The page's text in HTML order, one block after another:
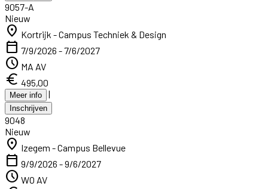
9057-A
Nieuw
location_on Kortrijk - Campus Techniek & Design
calendar_today 7/9/2026 - 7/6/2027
schedule MA AV
euro 495,00
Meer info |
Inschrijven
9048
Nieuw
location_on Izegem - Campus Bellevue
calendar_today 9/9/2026 - 9/6/2027
schedule WO AV